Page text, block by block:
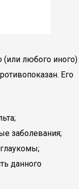
(или любого иного)
Его
заболевания;
данного